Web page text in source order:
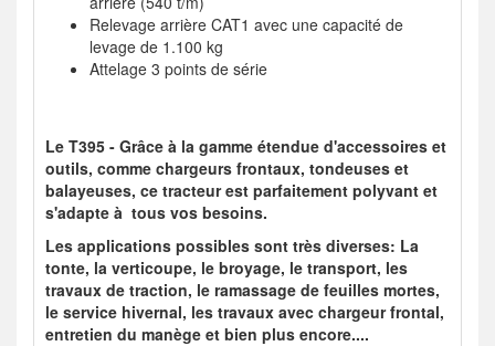
Relevage arrière CAT1 avec une capacité de
levage de 1.100 kg
Attelage 3 points de série
Le T395 - Grâce à la gamme étendue d'accessoires et
outils, comme chargeurs frontaux, tondeuses et
balayeuses, ce tracteur est parfaitement polyvant et
s'adapte à tous vos besoins.
Les applications possibles sont très diverses: La
tonte, la verticoupe, le broyage, le transport, les
travaux de traction, le ramassage de feuilles mortes,
le service hivernal, les travaux avec chargeur frontal,
entretien du manège et bien plus encore....